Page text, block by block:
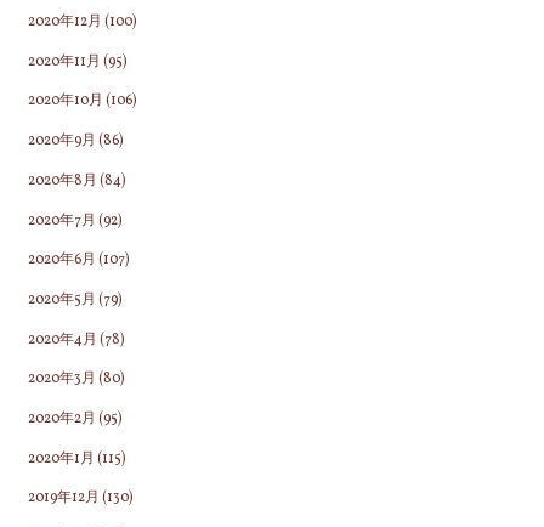
2020年12月 (100)
2020年11月 (95)
2020年10月 (106)
2020年9月 (86)
2020年8月 (84)
2020年7月 (92)
2020年6月 (107)
2020年5月 (79)
2020年4月 (78)
2020年3月 (80)
2020年2月 (95)
2020年1月 (115)
2019年12月 (130)